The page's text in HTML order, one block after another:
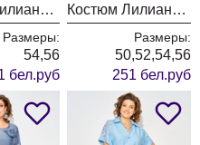
Костюм Лилиана 1527 кофейный
Размеры:
54,56
бел.руб
Костюм Лилиана 1527 светло-желтый
Размеры:
50,52,54,56
251 бел.руб